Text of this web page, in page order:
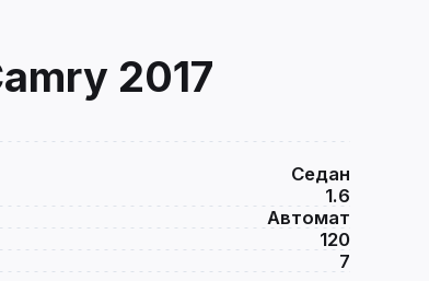
2017
Седан
1.6
Автомат
120
7